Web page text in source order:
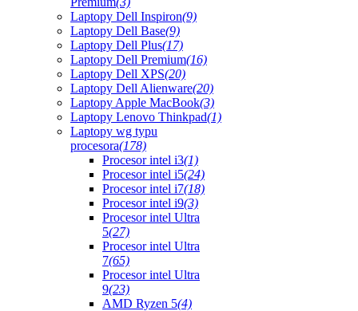
Laptopy Dell Inspiron(9)
Laptopy Dell Base(9)
Laptopy Dell Plus(17)
Laptopy Dell Premium(16)
Laptopy Dell XPS(20)
Laptopy Dell Alienware(20)
Laptopy Apple MacBook(3)
Laptopy Lenovo Thinkpad(1)
Laptopy wg typu
procesora(178)
Procesor intel i3(1)
Procesor intel i5(24)
Procesor intel i7(18)
Procesor intel i9(3)
Procesor intel Ultra
5(27)
Procesor intel Ultra
7(65)
Procesor intel Ultra
9(23)
AMD Ryzen 5(4)